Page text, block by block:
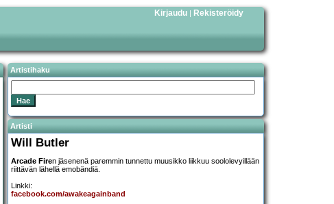
Kirjaudu | Rekisteröidy
Artistihaku
Artisti
Will Butler
Arcade Firen jäsenenä paremmin tunnettu muusikko liikkuu soololevyillään
riittävän lähellä emobändiä.
Linkki:
facebook.com/awakeagainband